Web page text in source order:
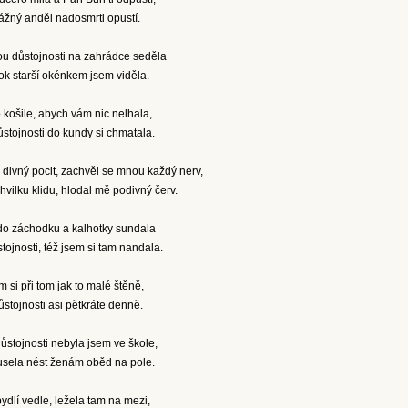
anděl nadosmrti opustí.
důstojnosti na zahrádce seděla
starší okénkem jsem viděla.
košile, abych vám nic nelhala,
do kundy si chmatala.
pocit, zachvěl se mnou každý nerv,
klidu, hlodal mě podivný červ.
záchodku a kalhotky sundala
též jsem si tam nandala.
si při tom jak to malé štěně,
asi pětkráte denně.
nebyla jsem ve škole,
nést ženám oběd na pole.
vedle, ležela tam na mezi,